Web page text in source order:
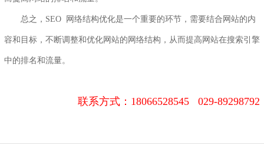
总之 ，SEO 网络结构优化是一个重要的环节，需要结合网站的内
容和目标，不断调整和优化网站的网络结构，从而提高网站在搜索引擎
中的排名和流量。
联系方式： 18066528545 029-89298792